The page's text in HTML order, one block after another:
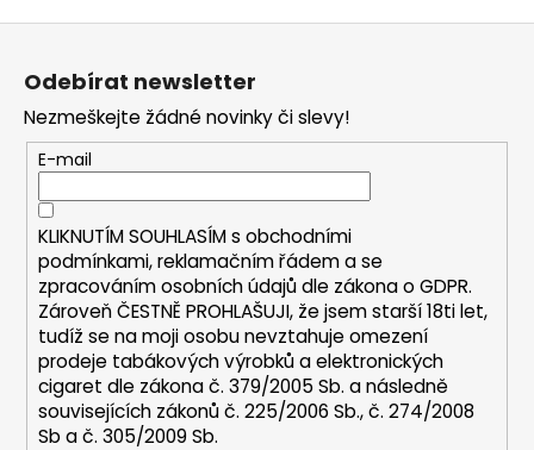
v
a
c
í
p
r
v
k
y
v
ý
p
i
Odebírat newsletter
Nezmeškejte žádné novinky či slevy!
E-mail
KLIKNUTÍM SOUHLASÍM s obchodními
podmínkami,reklamačním řádem a se
zpracováním osobních údajů dle zákona oGDPR.
Zároveň ČESTNĚ PROHLAŠUJI, že jsem starší 18ti let,
tudíž se na moji osobu nevztahuje omezení
prodeje tabákových výrobků a elektronických
cigaret dle zákona č. 379/2005 Sb. a následně
souvisejících zákonů č. 225/2006 Sb., č. 274/2008
Sb a č. 305/2009 Sb.